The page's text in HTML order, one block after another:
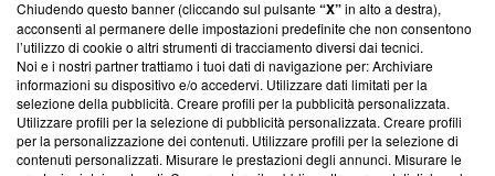
Team editoriale
Corporate
Redazione
Informativa Privacy
Chiudendo questo banner (cliccando sul pulsante“X”in alto a destra),
acconsenti al permanere delle impostazioni predefinite che non consentono
l’utilizzo di cookie o altri strumenti di tracciamento diversi dai tecnici.
Noi e i nostri partner trattiamo i tuoi dati di navigazione per: Archiviare
informazioni su dispositivo e/o accedervi. Utilizzare dati limitati per la
selezione della pubblicità. Creare profili per la pubblicità personalizzata.
Utilizzare profili per la selezione di pubblicità personalizzata. Creare profili
per la personalizzazione dei contenuti. Utilizzare profili per la selezione di
contenuti personalizzati. Misurare le prestazioni degli annunci. Misurare le